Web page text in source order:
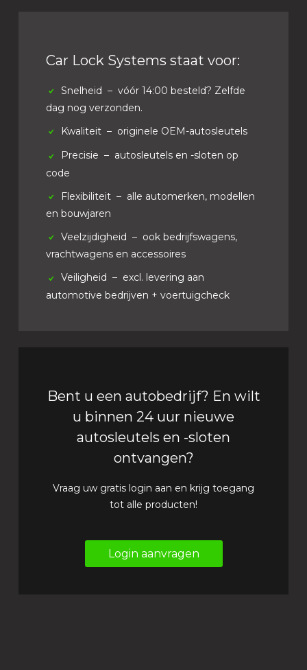
Car Lock Systems staat voor:
Snelheid – vóór 14:00 besteld? Zelfde
dag nog verzonden.
Kwaliteit – originele OEM-autosleutels
Precisie – autosleutels en -sloten op
code
Flexibiliteit – alle automerken, modellen
en bouwjaren
Veelzijdigheid – ook bedrijfswagens,
vrachtwagens en accessoires
Veiligheid – excl. levering aan
automotive bedrijven + voertuigcheck
Bent u een autobedrijf? En wilt
u binnen 24 uur nieuwe
autosleutels en -sloten
ontvangen?
Vraag uw gratis login aan en krijg toegang
tot alle producten!
Login aanvragen